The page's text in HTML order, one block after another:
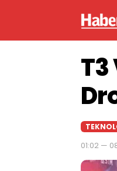
T3
01:02 —